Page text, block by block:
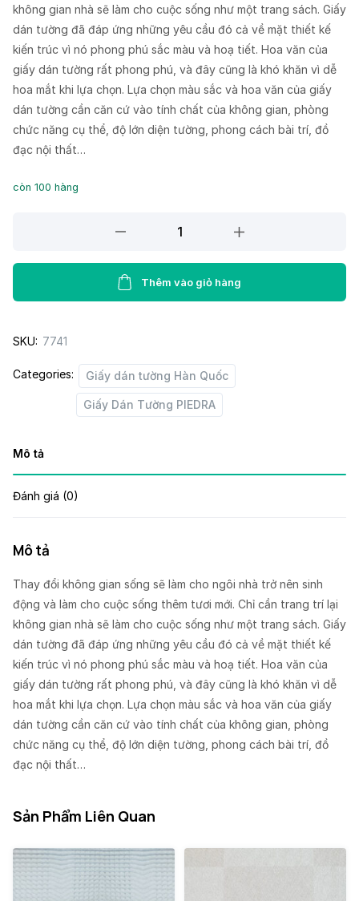
không gian nhà sẽ làm cho cuộc sống như một trang sách. Giấy
dán tường đã đáp ứng những yêu cầu đó cả về mặt thiết kế
kiến trúc vì nó phong phú sắc màu và hoạ tiết. Hoa văn của
giấy dán tường rất phong phú, và đây cũng là khó khăn vì dễ
hoa mắt khi lựa chọn. Lựa chọn màu sắc và hoa văn của giấy
dán tường cần căn cứ vào tính chất của không gian, phòng
chức năng cụ thể, độ lớn diện tường, phong cách bài trí, đồ
đạc nội thất…
còn 100 hàng
Tường
22-
quantity
Thêm vào giỏ hàng
SKU: 7741
Categories: Giấy dán tường Hàn Quốc
Giấy Dán Tường PIEDRA
Mô tả
Đánh giá (0)
Mô tả
Thay đổi không gian sống sẽ làm cho ngôi nhà trở nên sinh
động và làm cho cuộc sống thêm tươi mới. Chỉ cần trang trí lại
không gian nhà sẽ làm cho cuộc sống như một trang sách. Giấy
dán tường đã đáp ứng những yêu cầu đó cả về mặt thiết kế
kiến trúc vì nó phong phú sắc màu và hoạ tiết. Hoa văn của
giấy dán tường rất phong phú, và đây cũng là khó khăn vì dễ
hoa mắt khi lựa chọn. Lựa chọn màu sắc và hoa văn của giấy
dán tường cần căn cứ vào tính chất của không gian, phòng
chức năng cụ thể, độ lớn diện tường, phong cách bài trí, đồ
đạc nội thất…
Sản Phẩm Liên Quan